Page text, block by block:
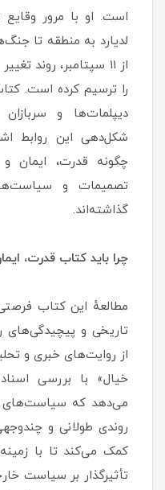
است. او با مرور
لدیارد به منطقه تا
از ۱۱ سپتامبر، روند
را ترسیم کرده است.
دیپلمات‌ها و
شکل‌دهی این روابط
چگونه قدرت، ایمان
تصمیمات و
گذاشته‌اند.
چرا باید کتاب قدرت،
مطالعهٔ این کتاب
تاریخی و پیچیدگی‌های
از روایت‌های خبری و
خیال» با بررسی
می‌دهد که سیاست‌های
روندی طولانی و
کمک می‌کند تا با
تأثیرگذار بر سیاست